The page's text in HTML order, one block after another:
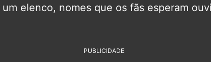
elenco, nomes que os fãs esperam
PUBLICIDADE